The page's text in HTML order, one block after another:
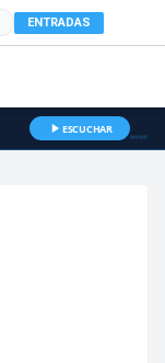
ENTRADAS
ESCUCHAR